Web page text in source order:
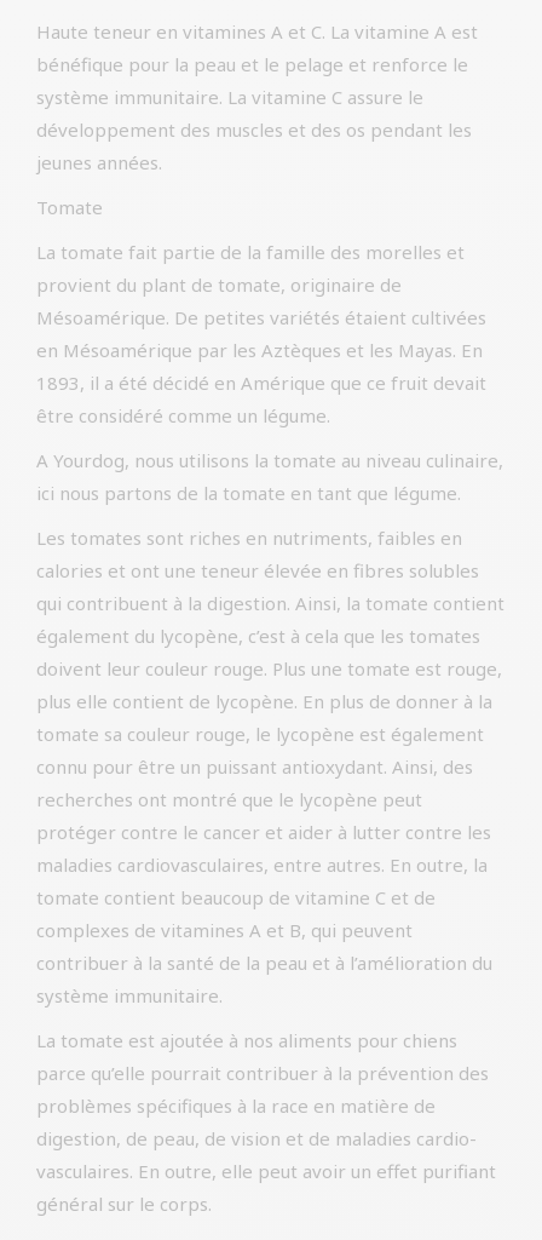
Haute teneur en vitamines A et C. La vitamine A est
bénéfique pour la peau et le pelage et renforce le
système immunitaire. La vitamine C assure le
développement des muscles et des os pendant les
jeunes années.
Tomate
La tomate fait partie de la famille des morelles et
provient du plant de tomate, originaire de
Mésoamérique. De petites variétés étaient cultivées
en Mésoamérique par les Aztèques et les Mayas. En
1893, il a été décidé en Amérique que ce fruit devait
être considéré comme un légume.
A Yourdog, nous utilisons la tomate au niveau culinaire,
ici nous partons de la tomate en tant que légume.
Les tomates sont riches en nutriments, faibles en
calories et ont une teneur élevée en fibres solubles
qui contribuent à la digestion. Ainsi, la tomate contient
également du lycopène, c’est à cela que les tomates
doivent leur couleur rouge. Plus une tomate est rouge,
plus elle contient de lycopène. En plus de donner à la
tomate sa couleur rouge, le lycopène est également
connu pour être un puissant antioxydant. Ainsi, des
recherches ont montré que le lycopène peut
protéger contre le cancer et aider à lutter contre les
maladies cardiovasculaires, entre autres. En outre, la
tomate contient beaucoup de vitamine C et de
complexes de vitamines A et B, qui peuvent
contribuer à la santé de la peau et à l’amélioration du
système immunitaire.
La tomate est ajoutée à nos aliments pour chiens
parce qu’elle pourrait contribuer à la prévention des
problèmes spécifiques à la race en matière de
digestion, de peau, de vision et de maladies cardio-
vasculaires. En outre, elle peut avoir un effet purifiant
général sur le corps.